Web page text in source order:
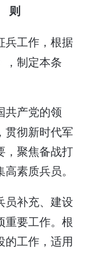
则
工作，根据
，制定本条
产党的领
贯彻新时代军
，聚焦备战打
素质兵员。
补充、建设
重要工作。根
的工作，适用